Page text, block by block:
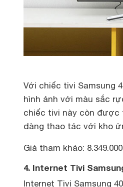
Với chiếc tivi Samsung
hình ảnh với màu sắc
chiếc tivi này còn được
dàng thao tác với kho
Giá tham khảo:
4. Internet Tivi
Internet Tivi Samsung